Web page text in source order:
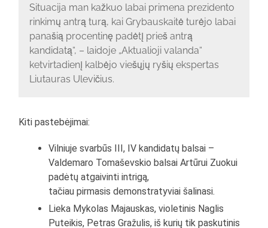
Situacija man kažkuo labai primena prezidento
rinkimų antrą turą, kai Grybauskaitė turėjo labai
panašią procentinę padėtį prieš antrą
kandidatą“, – laidoje „Aktualioji valanda“
ketvirtadienį kalbėjo viešųjų ryšių ekspertas
Liutauras Ulevičius.
Kiti pastebėjimai:
Vilniuje svarbūs III, IV kandidatų balsai –
Valdemaro Tomaševskio balsai Artūrui Zuokui
padėtų atgaivinti intrigą,
tačiau pirmasis demonstratyviai šalinasi.
Lieka Mykolas Majauskas, violetinis Naglis
Puteikis, Petras Gražulis, iš kurių tik paskutinis